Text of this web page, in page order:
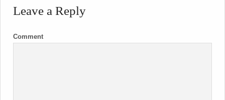
Leave a Reply
Comment